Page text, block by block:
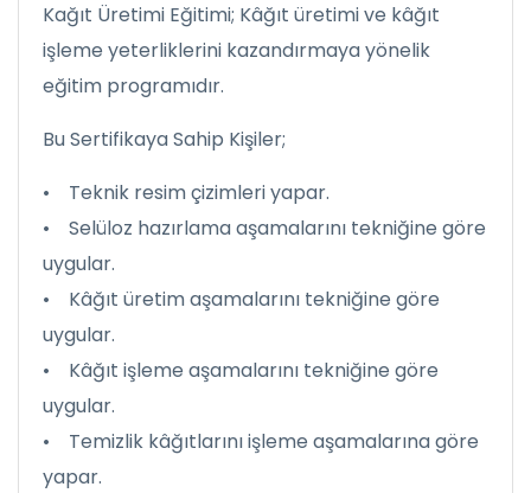
Kağıt Üretimi Eğitimi; Kâğıt üretimi ve kâğıt
işleme yeterliklerini kazandırmaya yönelik
eğitim programıdır.
Bu Sertifikaya Sahip Kişiler;
• Teknik resim çizimleri yapar.
• Selüloz hazırlama aşamalarını tekniğine göre
uygular.
• Kâğıt üretim aşamalarını tekniğine göre
uygular.
• Kâğıt işleme aşamalarını tekniğine göre
uygular.
• Temizlik kâğıtlarını işleme aşamalarına göre
yapar.